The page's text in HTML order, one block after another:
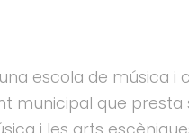
escola de música i
municipal que